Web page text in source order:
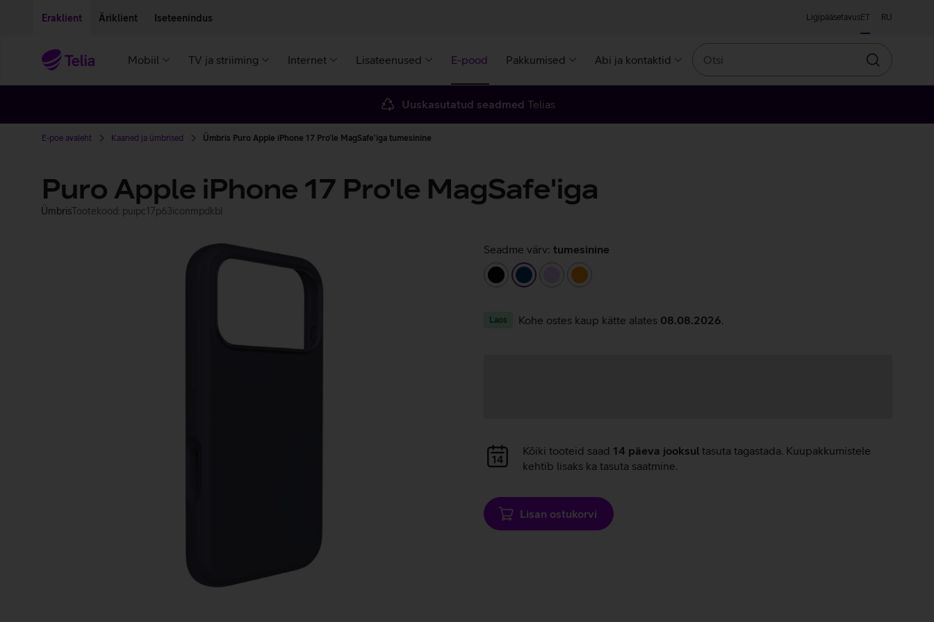
Eraklient Äriklient Iseteenindus LigipääsetavusET RU
Mobiil TV ja striiming Internet Lisateenused E-pood Pakkumised Abi ja kontaktid
Otsin
Uuskasutatud seadmed Telias
E-poe avaleht Kaaned ja ümbrised Ümbris Puro Apple iPhone 17 Pro'le MagSafe'iga tumesinine
Puro Apple iPhone 17 Pro'le MagSafe'iga
ÜmbrisTootekood: puipc17p63iconmpdkbl
Seadme värv: tumesinine
must
tumesininehelelillaoranž
Laos Kohe ostes kaup kätte alates 08.08.2026
Andmete
laadimine
Kõiki tooteid saad 14 päeva jooksul tasuta tagastada. Kuupakkumistele
kehtib lisaks ka tasuta saatmine.
Lisan ostukorvi